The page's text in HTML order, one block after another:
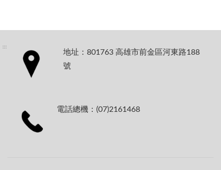
:::
地址：801763 高雄市前金區河東路188
號
電話總機：(07)2161468